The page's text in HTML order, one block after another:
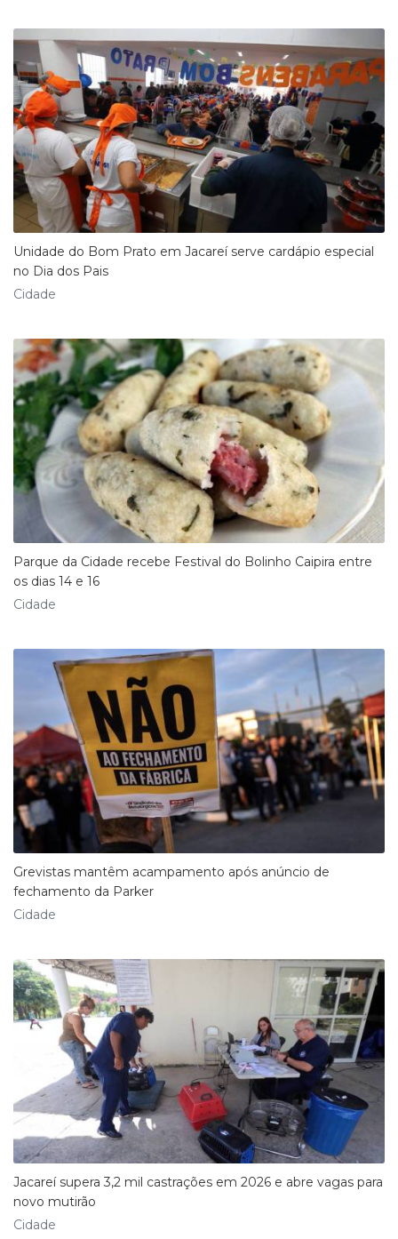
Unidade do Bom Prato em Jacareí serve cardápio especial
no Dia dos Pais
Cidade
Parque da Cidade recebe Festival do Bolinho Caipira entre
os dias 14 e 16
Cidade
Grevistas mantêm acampamento após anúncio de
fechamento da Parker
Cidade
Jacareí supera 3,2 mil castrações em 2026 e abre vagas para
novo mutirão
Cidade